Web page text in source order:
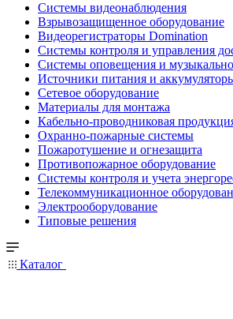
Системы видеонаблюдения
Взрывозащищенное оборудование
Видеорегистраторы Domination
Системы контроля и управления
Системы оповещения и
Источники питания и
Сетевое оборудование
Материалы для монтажа
Кабельно-проводниковая
Охранно-пожарные системы
Пожаротушение и огнезащита
Противопожарное оборудование
Системы контроля и учета
Телекоммуникационное
Электрооборудование
Типовые решения
Каталог